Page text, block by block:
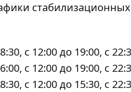
с 12:00 до 19:00, с
с 12:00 до 19:00, с
с 12:00 до 15:30, с